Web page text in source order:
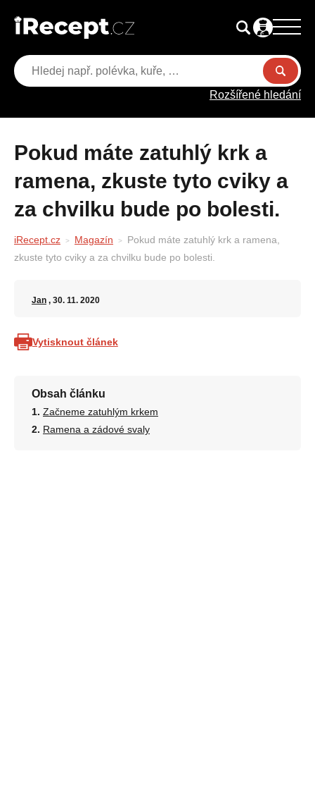
Rozšířené hledání
Pokud máte zatuhlý krk a
ramena, zkuste tyto cviky a
za chvilku bude po bolesti.
iRecept.cz Magazín
Pokud máte zatuhlý krk a ramena,
zkuste tyto cviky a za chvilku bude po bolesti.
Jan , 30. 11. 2020
Vytisknout článek
Obsah článku
Začneme zatuhlým krkem
Ramena a zádové svaly